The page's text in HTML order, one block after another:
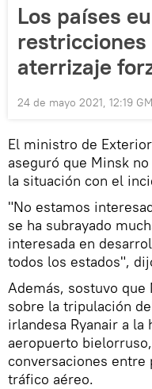
Los países
restricciones
aterrizaje
24 de mayo 2021, 12:19
El ministro de
aseguró que Minsk
la situación con el
"No estamos
se ha subrayado
interesada en
todos los estados",
Además, sostuvo
sobre la tripulación
irlandesa Ryanair a
aeropuerto
conversaciones
tráfico aéreo.